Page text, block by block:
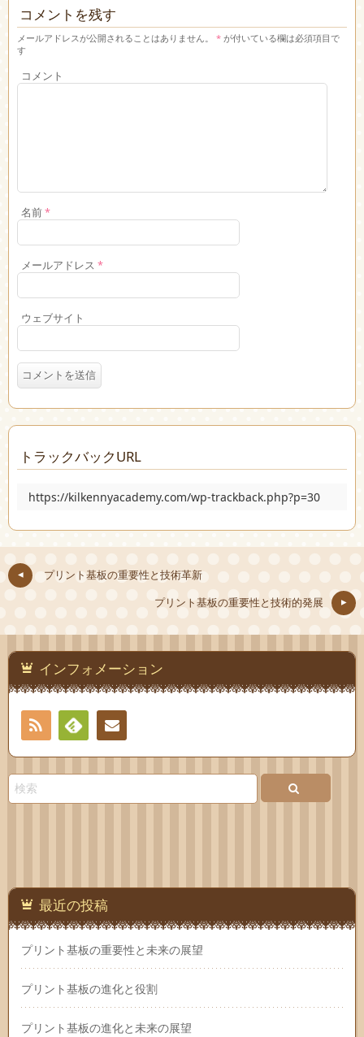
コメントを残す
メールアドレスが公開されることはありません。 * が付いている欄は必須項目で
す
コメント
名前*
メールアドレス *
ウェブサイト
トラックバックURL
https://kilkennyacademy.com/wp-trackback.php?p=30
プリント基板の重要性と技術革新
プリント基板の重要性と技術的発展
インフォメーション
RSS
Feedlyお問
最近の投稿
プリント基板の重要性と未来の展望
プリント基板の進化と役割
プリント基板の進化と未来の展望